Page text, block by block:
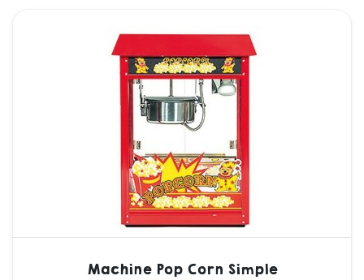
Machine Pop Corn Simple